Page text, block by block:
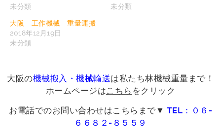
未分類
未分類
大阪 工作機械 重量運搬
2018年12月19日
未分類
大阪の機械搬入・機械輸送は私たち林機械重量まで！
ホームページはこちら をクリック
お電話でのお問い合わせはこちらまで▼ TEL：０６-
６６８２-８５５９